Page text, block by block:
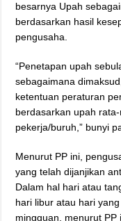
besarnya Upah
berdasarkan hasil
pengusaha.
“Penetapan upah
sebagaimana
ketentuan peraturan
berdasarkan upah
pekerja/buruh,” bunyi
Menurut PP ini,
yang telah dijanjikan
Dalam hal hari atau
hari libur atau hari
mingguan, menurut